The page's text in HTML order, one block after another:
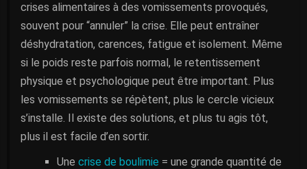
crises alimentaires à des vomissements provoqués,
souvent pour “annuler” la crise. Elle peut entraîner
déshydratation, carences, fatigue et isolement. Même
si le poids reste parfois normal, le retentissement
physique et psychologique peut être important. Plus
les vomissements se répètent, plus le cercle vicieux
s’installe. Il existe des solutions, et plus tu agis tôt,
plus il est facile d’en sortir.
Une crise de boulimie = une grande quantité de